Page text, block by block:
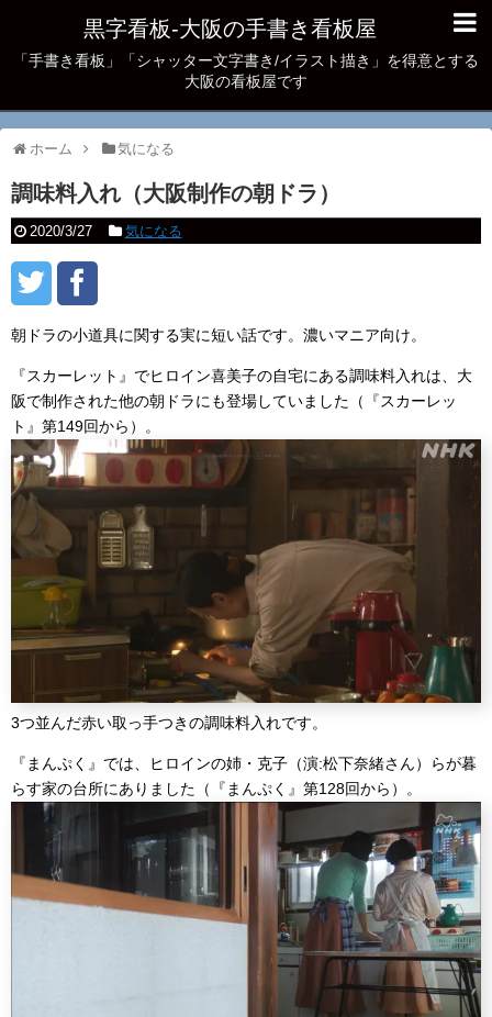
黒字看板‐大阪の手書き看板屋
「手書き看板」「シャッター文字書き/イラスト描き」を得意とする
大阪の看板屋です
ホーム 気になる
調味料入れ（大阪制作の朝ドラ）
2020/3/27 気になる
朝ドラの小道具に関する実に短い話です。濃いマニア向け。
『スカーレット』でヒロイン喜美子の自宅にある調味料入れは、大
阪で制作された他の朝ドラにも登場していました（『スカーレッ
ト』第149回から）。
3つ並んだ赤い取っ手つきの調味料入れです。
『まんぷく』では、ヒロインの姉・克子（演:松下奈緒さん）らが暮
らす家の台所にありました（『まんぷく』第128回から）。